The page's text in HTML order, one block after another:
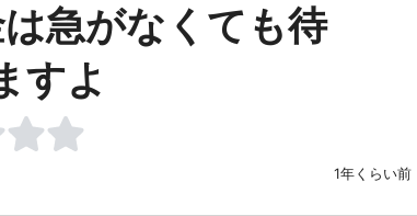
急がなくても待
すよ
1年くらい前